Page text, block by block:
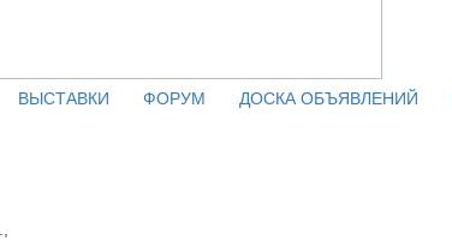
ВЫСТАВКИ ФОРУМ ДОСКА ОБЪЯВЛЕНИЙ